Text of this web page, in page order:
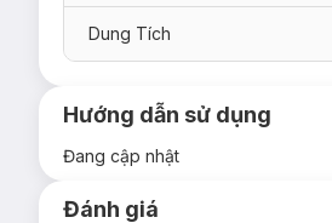
Độ an toàn:
Thành phần tinh khiết & tự nhiên
Không chất bảo quản
Dung Tích
Hướng dẫn sử dụng
Đang cập nhật
Đánh giá